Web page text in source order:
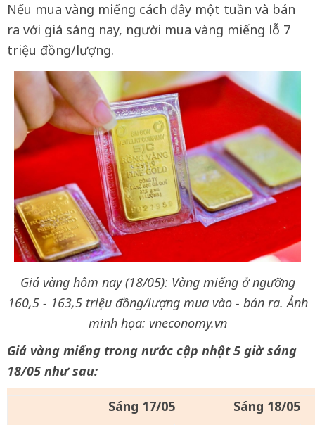
Nếu mua vàng miếng cách đây một tuần và bán
ra với giá sáng nay, người mua vàng miếng lỗ 7
triệu đồng/lượng.
Giá vàng hôm nay (18/05): Vàng miếng ở ngưỡng
160,5 - 163,5 triệu đồng/lượng mua vào - bán ra. Ảnh
minh họa: vneconomy.vn
Giá vàng miếng trong nước cập nhật 5 giờ sáng
18/05 như sau:
Sáng 17/05 Sáng 18/05